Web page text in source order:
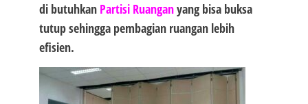
di butuhkan Partisi Ruanganyang bisa buksa
tutup sehingga pembagian ruangan lebih
efisien.